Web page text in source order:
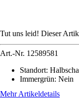
Tut uns leid! Dieser
Art.-Nr. 12589581
Standort:
Immergrün: Nein
Mehr Artikeldetails